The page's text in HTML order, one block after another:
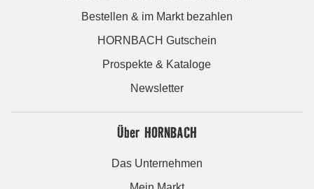
Bestellen & im Markt bezahlen
HORNBACH Gutschein
Prospekte & Kataloge
Newsletter
Über HORNBACH
Das Unternehmen